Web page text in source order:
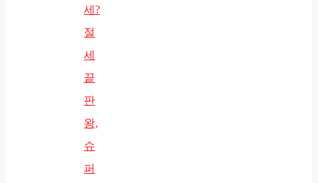
세?
절
세
끝
판
왕,
슈
퍼